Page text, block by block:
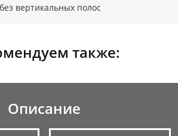
вертикальных полос
также:
Описание